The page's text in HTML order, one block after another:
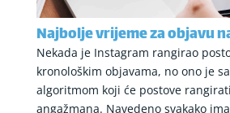
Najbolje vrijeme za objavu
Nekada je Instagram rangirao
kronološkim objavama, no ono je
algoritmom koji će postove
angažmana. Navedeno svakako